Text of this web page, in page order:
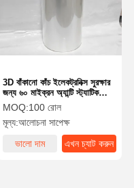
3D বাঁকানো কাঁচ ইলেকট্রনিক্স সুরক্ষার
জন্য ৬০ মাইক্রন অ্যান্টি স্ট্যাটিক
পিইউ প্রোটেক্টিভ ফিল্ম
MOQ:100 রোল
মূল্য:আলোচনা সাপেক্ষ
ভালো দাম
এখন চ্যাট করুন